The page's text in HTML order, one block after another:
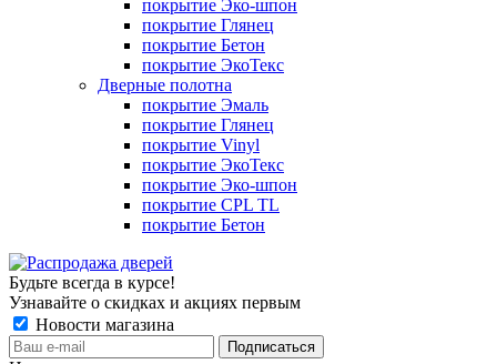
покрытие Эко-шпон
покрытие Глянец
покрытие Бетон
покрытие ЭкоТекс
Дверные полотна
покрытие Эмаль
покрытие Глянец
покрытие Vinyl
покрытие ЭкоТекс
покрытие Эко-шпон
покрытие CPL TL
покрытие Бетон
Будьте всегда в курсе!
Узнавайте о скидках и акциях первым
Новости магазина